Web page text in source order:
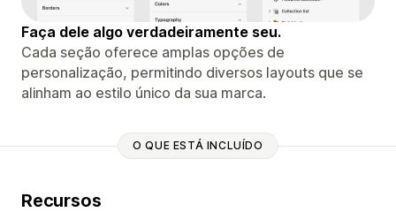
Faça dele algo verdadeiramente seu.
Cada seção oferece amplas opções de
personalização, permitindo diversos layouts que se
alinham ao estilo único da sua marca.
O QUE ESTÁ INCLUÍDO
Recursos